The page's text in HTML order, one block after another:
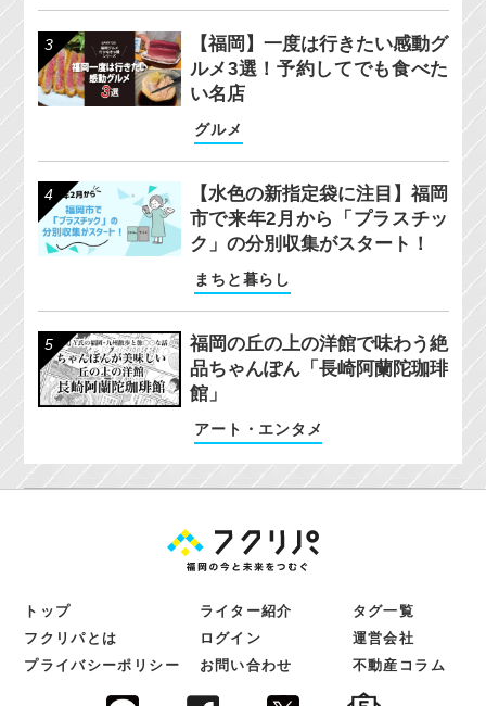
【福岡】一度は行きたい感動グ
ルメ3選！予約してでも食べた
い名店
グルメ
【水色の新指定袋に注目】福岡
市で来年2月から「プラスチッ
ク」の分別収集がスタート！
まちと暮らし
福岡の丘の上の洋館で味わう絶
品ちゃんぽん「長崎阿蘭陀珈琲
館」
アート・エンタメ
トップ ライター紹介
タグ一覧
フクリパとは
ログイン
運営会社
プライバシーポリシー
お問い合わせ 不動産コラム